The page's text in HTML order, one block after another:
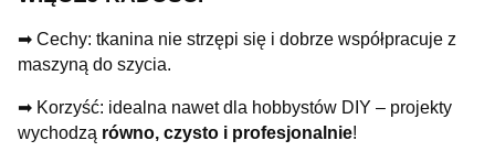
➡ Cechy: tkanina nie strzępi się i dobrze współpracuje z
maszyną do szycia.
➡ Korzyść: idealna nawet dla hobbystów DIY – projekty
wychodzą równo, czysto i profesjonalnie!